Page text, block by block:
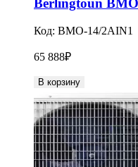
Berlingtoun
Код: BMO-14/2AIN1
65 888₽
В корзину